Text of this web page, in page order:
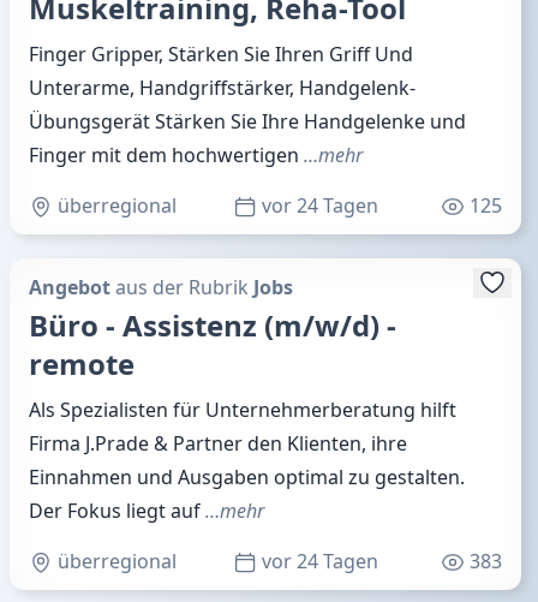
Muskeltraining, Reha-Tool
Finger Gripper, Stärken Sie Ihren Griff Und
Unterarme, Handgriffstärker, Handgelenk-
Übungsgerät Stärken Sie Ihre Handgelenke und
Finger mit dem hochwertigen …mehr
überregional
vor 24 Tagen 125
Angebotaus der Rubrik Jobs
Büro - Assistenz (m/w/d) -
remote
Als Spezialisten für Unternehmerberatung hilft
Firma J.Prade & Partner den Klienten, ihre
Einnahmen und Ausgaben optimal zu gestalten.
Der Fokus liegt auf…mehr
überregional
vor 24 Tagen 383